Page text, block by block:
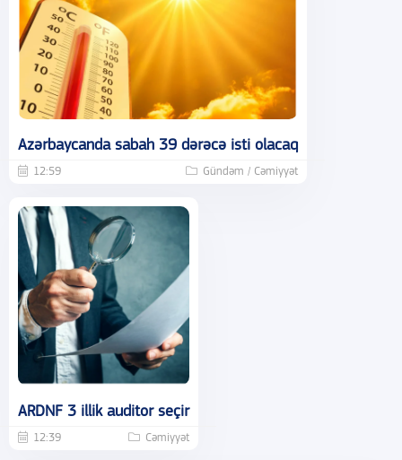
Azərbaycanda sabah 39 dərəcə isti olacaq
12:59 Gündəm / Cəmiyyət
ARDNF 3 illik auditor seçir
12:39 Cəmiyyət